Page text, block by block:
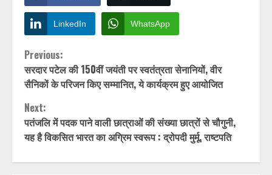
LinkedIn WhatsApp
Continue
Reading
Previous:
सरदार पटेल की 150वीं जयंती पर स्वतंत्रता सेनानियों, वीर
सैनिकों के परिजन किए सम्मानित, ये कार्यक्रम हुए आयोजित
Next:
पतंजलि में पदक पाने वाली छात्राओं की संख्या छात्रों से चौगुनी,
यह है विकसित भारत का अग्रिम स्वरूप : द्रोपदी मुर्मू, राष्टपति